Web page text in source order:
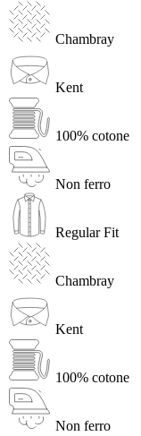
Chambray
Kent
100% cotone
Non ferro
Regular Fit
Chambray
Kent
100% cotone
Non ferro